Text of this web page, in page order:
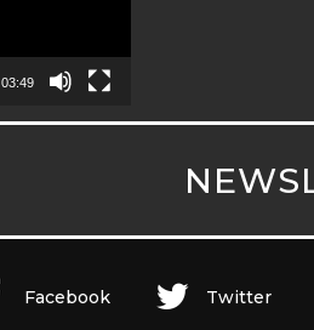
03:49
Facebook Twitter